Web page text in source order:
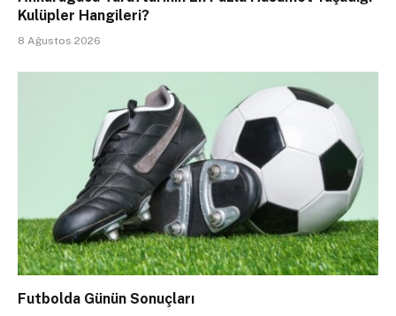
Kulüpler Hangileri?
8 Ağustos 2026
Futbolda Günün Sonuçları